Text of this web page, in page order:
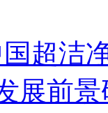
国超洁
展前